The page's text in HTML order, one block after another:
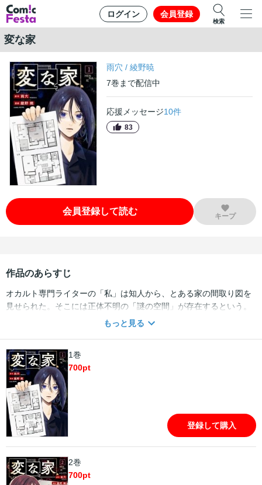
ログイン 会員登録
検索
変な家
雨穴 /綾野暁
7巻 まで配信中
応援メッセージ10件
83
会員登録して読む キープ
作品のあらすじ
オカルト専門ライターの「私」は知人から、とある家の間取り図を
見せられた。そこには正体不明の「謎の空間」が存在するという。
建築設計士・栗原に意見を求めると、彼はこの家のおかしなところ
て代表作、話題の“不動産ミステリー”、ここに完全コミカライズ!!
もっと見る
1巻
700pt
登録して購入
2巻
700pt